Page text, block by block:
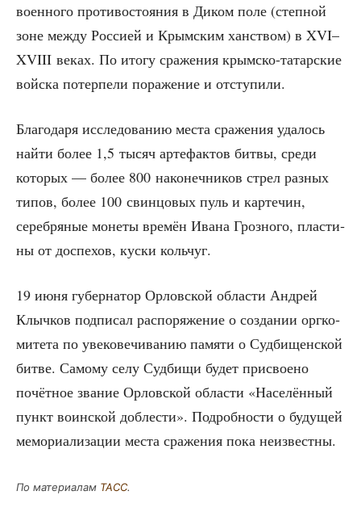
воен­но­го про­ти­во­сто­я­ния в Диком поле (степ­ной
зоне меж­ду Рос­си­ей и Крым­ским хан­ством) в XVI–
XVIII веках. По ито­гу сра­же­ния крым­ско-татар­ские
вой­ска потер­пе­ли пора­же­ние и отступили.
Бла­го­да­ря иссле­до­ва­нию места сра­же­ния уда­лось
най­ти более 1,5 тысяч арте­фак­тов бит­вы, сре­ди
кото­рых — более 800 нако­неч­ни­ков стрел раз­ных
типов, более 100 свин­цо­вых пуль и кар­те­чин,
сереб­ря­ные моне­ты вре­мён Ива­на Гроз­но­го, пла­сти­
ны от доспе­хов, кус­ки кольчуг.
19 июня губер­на­тор Орлов­ской обла­сти Андрей
Клыч­ков под­пи­сал рас­по­ря­же­ние о созда­нии орг­ко­
ми­те­та по уве­ко­ве­чи­ва­нию памя­ти о Суд­би­щен­ской
бит­ве. Само­му селу Суд­би­щи будет при­сво­е­но
почёт­ное зва­ние Орлов­ской обла­сти «Насе­лён­ный
пункт воин­ской доб­ле­сти». Подроб­но­сти о буду­щей
мемо­ри­а­ли­за­ции места сра­же­ния пока неизвестны.
По мате­ри­а­лам ТАСС.